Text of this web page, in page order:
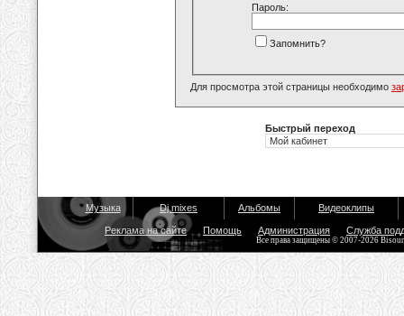
Пароль:
Запомнить?
Для просмотра этой страницы необходимо
Быстрый переход
Музыка Dj mixes Альбомы Видеоклипы
Реклама на сайте Помощь Администрация Служба
Все права защищены © 2007-2026